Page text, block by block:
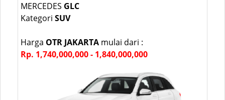
MERCEDES GLC
Kategori SUV
Harga OTR JAKARTA mulai dari :
Rp. 1,740,000,000 - 1,840,000,000